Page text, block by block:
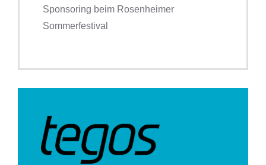
Sponsoring beim Rosenheimer
Sommerfestival